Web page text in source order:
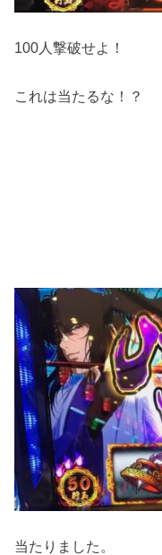
100人撃破せよ！
これは当たるな！？
当たりました。